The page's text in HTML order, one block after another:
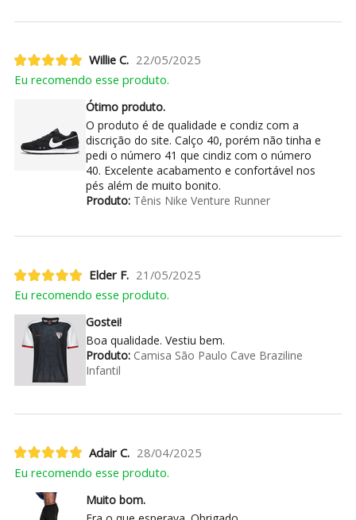
Willie C. 22/05/2025
Eu recomendo esse produto.
Ótimo produto.
O produto é de qualidade e condiz com a
discrição do site. Calço 40, porém não tinha e
pedi o número 41 que cindiz com o número
40. Excelente acabamento e confortável nos
pés além de muito bonito.
Produto:Tênis Nike Venture Runner
Elder F. 21/05/2025
Eu recomendo esse produto.
Gostei!
Boa qualidade. Vestiu bem.
Produto:Camisa São Paulo Cave Braziline
Infantil
Adair C. 28/04/2025
Eu recomendo esse produto.
Muito bom.